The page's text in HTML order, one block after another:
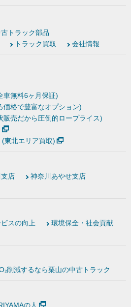
トラック部品
トラック買取 会社情報
車無料6ヶ月保証)
価格で豊富なオプション)
販売だから圧倒的ロープライス)
東北エリア買取)
店
神奈川あやせ支店
スの向上
環境保全・社会貢献
削減するなら栗山の中古トラック
の人